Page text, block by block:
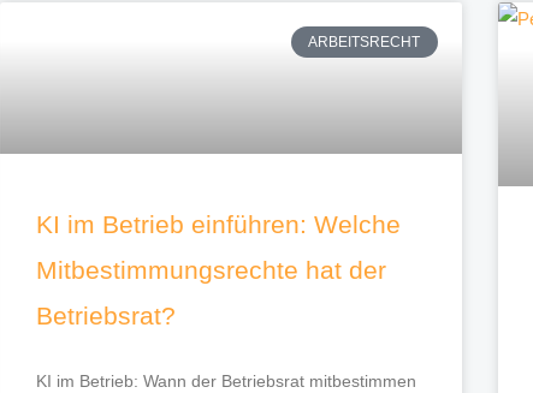
ARBEITSRECHT
KI im Betrieb einführen: Welche
Mitbestimmungsrechte hat der
Betriebsrat?
KI im Betrieb: Wann der Betriebsrat mitbestimmen